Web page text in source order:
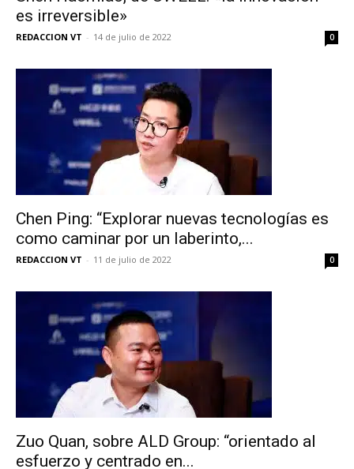
es irreversible»
REDACCION VT - 14 de julio de 2022 0
Chen Ping: “Explorar nuevas tecnologías es
como caminar por un laberinto,...
REDACCION VT - 11 de julio de 2022 0
Zuo Quan, sobre ALD Group: “orientado al
esfuerzo y centrado en...